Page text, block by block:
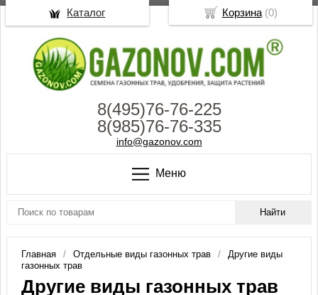
8(495)76-76-225
8(985)76-76-335
info@gazonov.com
Меню
Главная Отдельные виды газонных трав
Другие виды
газонных трав
Другие виды газонных трав
Корзина(0)
Каталог